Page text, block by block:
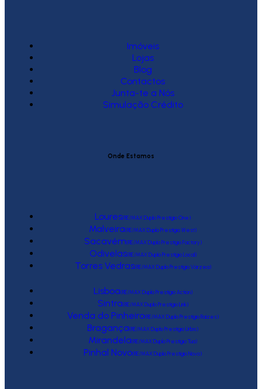
Imóveis
Lojas
Blog
Contactos
Junta-te a Nós
Simulação Crédito
Onde Estamos
Loures(RE/MAX Duplo Prestígio One)
Malveira(RE/MAX Duplo Prestígio West)
Sacavém(RE/MAX Duplo Prestígio Factory)
Odivelas(RE/MAX Duplo Prestígio Local)
Torres Vedras(RE/MAX Duplo Prestígio Várzea)
Lisboa(RE/MAX Duplo Prestígio Action)
Sintra(RE/MAX Duplo Prestígio Link)
Venda do Pinheiro(RE/MAX Duplo Prestígio Raízes)
Bragança(RE/MAX Duplo Prestígio Urbis)
Mirandela(RE/MAX Duplo Prestígio Tua)
Pinhal Novo(RE/MAX Duplo Prestígio Novo)